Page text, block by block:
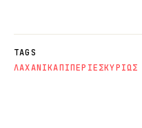
TAGS
ΛΑΧΑΝΙΚΑΠΙΠΕΡΙΕΣΚΥΡΙΩΣ